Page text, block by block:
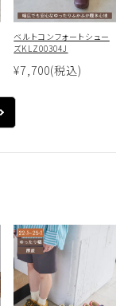
ベルトコンフォートシュー
ズKLZ00304J
¥7,700(税込)